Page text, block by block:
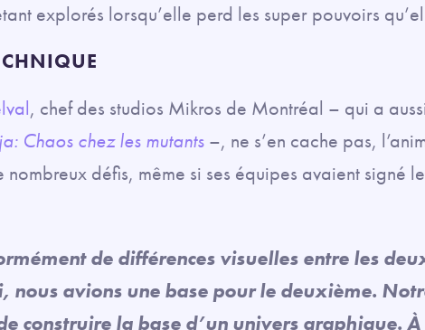
explorés lorsqu’elle perd les super pouvoirs
, chef des studios Mikros de Montréal – qui a
Chaos chez les mutants –, ne s’en cache pas,
nombreux défis, même si ses équipes avaient signé
de différences visuelles entre les
nous avions une base pour le deuxième.
construire la base d’un univers graphique.